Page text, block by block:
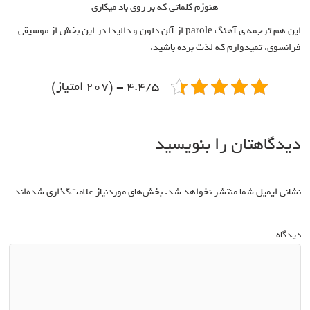
هنوزم کلماتی که بر روی باد میکاری
این هم ترجمه ی آهنگ parole از آلن دلون و دالیدا در این بخش از موسیقی
فرانسوی. تمیدوارم که لذت برده باشید.
4.4/5 - (207 امتیاز)
دیدگاهتان را بنویسید
نشانی ایمیل شما منتشر نخواهد شد.بخش‌های موردنیاز علامت‌گذاری شده‌اند
دیدگاه